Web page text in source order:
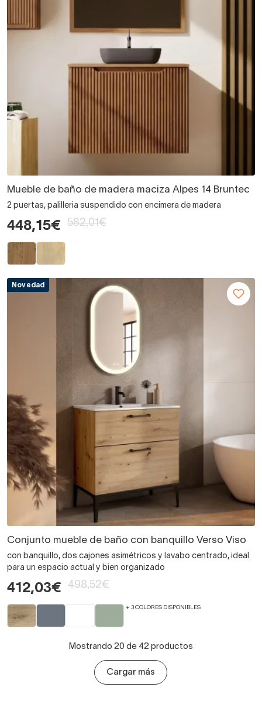
Mueble de baño de madera maciza Alpes 14 Bruntec
2 puertas, palilleria suspendido con encimera de madera
448,15€ 582,01€
Novedad
Conjunto mueble de baño con banquillo Verso Viso
con banquillo, dos cajones asimétricos y lavabo centrado, ideal
para un espacio actual y bien organizado
412,03€ 498,52€
+ 3 COLORES DISPONIBLES
Mostrando 20 de 42 productos
Cargar más